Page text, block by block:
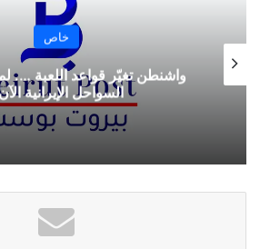
خاص
واشنطن تغيّر قواعد اللعبة ….
السواحل الإيرانية